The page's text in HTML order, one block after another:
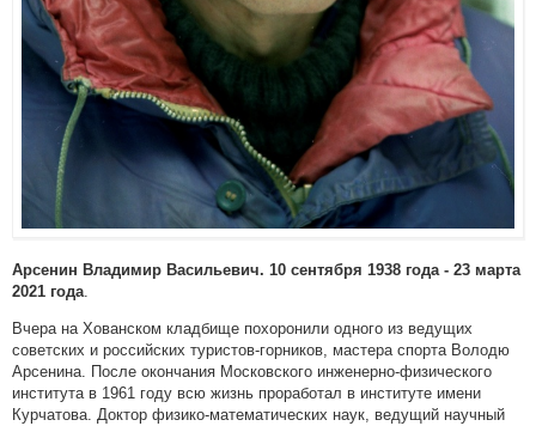
Арсенин Владимир Васильевич. 10 сентября 1938 года - 23 марта
2021 года.
Вчера на Хованском кладбище похоронили одного из ведущих
советских и российских туристов-горников, мастера спорта Володю
Арсенина. После окончания Московского инженерно-физического
института в 1961 году всю жизнь проработал в институте имени
Курчатова. Доктор физико-математических наук, ведущий научный